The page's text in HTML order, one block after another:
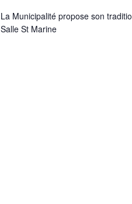
La Municipalité propose son
Salle St Marine